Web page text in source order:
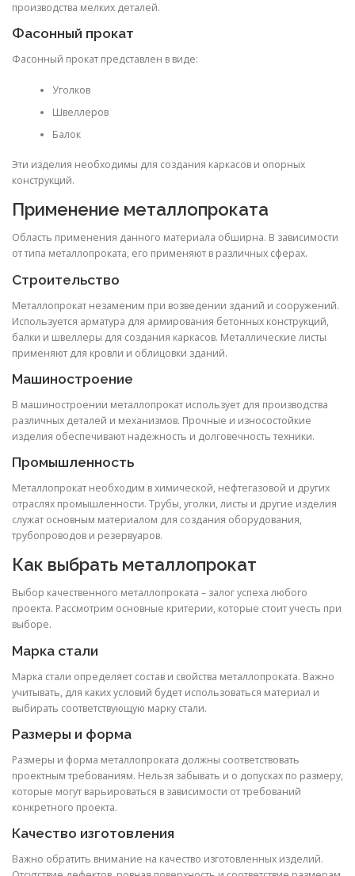
производства мелких деталей.
Фасонный прокат
Фасонный прокат представлен в виде:
Уголков
Швеллеров
Балок
Эти изделия необходимы для создания каркасов и опорных
конструкций.
Применение металлопроката
Область применения данного материала обширна. В зависимости
от типа металлопроката, его применяют в различных сферах.
Строительство
Металлопрокат незаменим при возведении зданий и сооружений.
Используется арматура для армирования бетонных конструкций,
балки и швеллеры для создания каркасов. Металлические листы
применяют для кровли и облицовки зданий.
Машиностроение
В машиностроении металлопрокат использует для производства
различных деталей и механизмов. Прочные и износостойкие
изделия обеспечивают надежность и долговечность техники.
Промышленность
Металлопрокат необходим в химической, нефтегазовой и других
отраслях промышленности. Трубы, уголки, листы и другие изделия
служат основным материалом для создания оборудования,
трубопроводов и резервуаров.
Как выбрать металлопрокат
Выбор качественного металлопроката – залог успеха любого
проекта. Рассмотрим основные критерии, которые стоит учесть при
выборе.
Марка стали
Марка стали определяет состав и свойства металлопроката. Важно
учитывать, для каких условий будет использоваться материал и
выбирать соответствующую марку стали.
Размеры и форма
Размеры и форма металлопроката должны соответствовать
проектным требованиям. Нельзя забывать и о допусках по размеру,
которые могут варьироваться в зависимости от требований
конкретного проекта.
Качество изготовления
Важно обратить внимание на качество изготовленных изделий.